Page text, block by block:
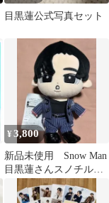
目黒蓮公式写真セット
¥3,800
新品未使用 Snow Man
目黒蓮さんスノチルぶ
ら下がらないぬいぐる